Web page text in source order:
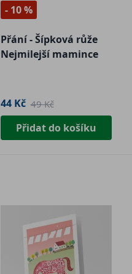
- 10 %
Přání - Šípková růže
Nejmilejší mamince
44 Kč 49 Kč
Přidat do košíku